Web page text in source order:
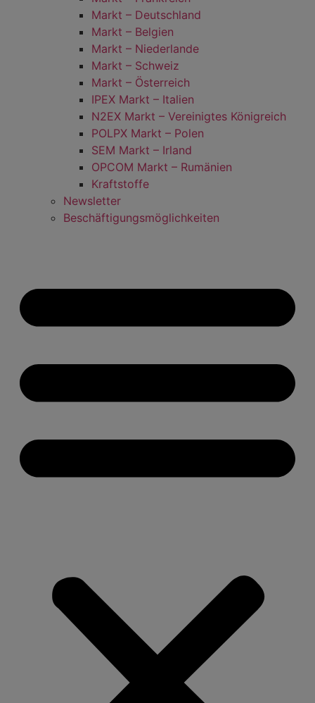
Markt – Deutschland
Markt – Belgien
Markt – Niederlande
Markt – Schweiz
Markt – Österreich
IPEX Markt – Italien
N2EX Markt – Vereinigtes Königreich
POLPX Markt – Polen
SEM Markt – Irland
OPCOM Markt – Rumänien
Kraftstoffe
Newsletter
Beschäftigungsmöglichkeiten